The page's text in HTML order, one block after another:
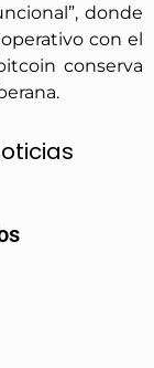
donde
con el
conserva